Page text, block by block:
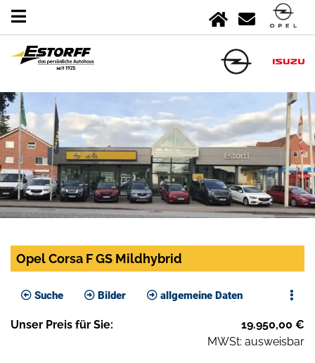
Opel Corsa F GS Mildhybrid
Suche Bilder allgemeine Daten
Unser Preis für Sie: 19.950,00 €
MWSt: ausweisbar